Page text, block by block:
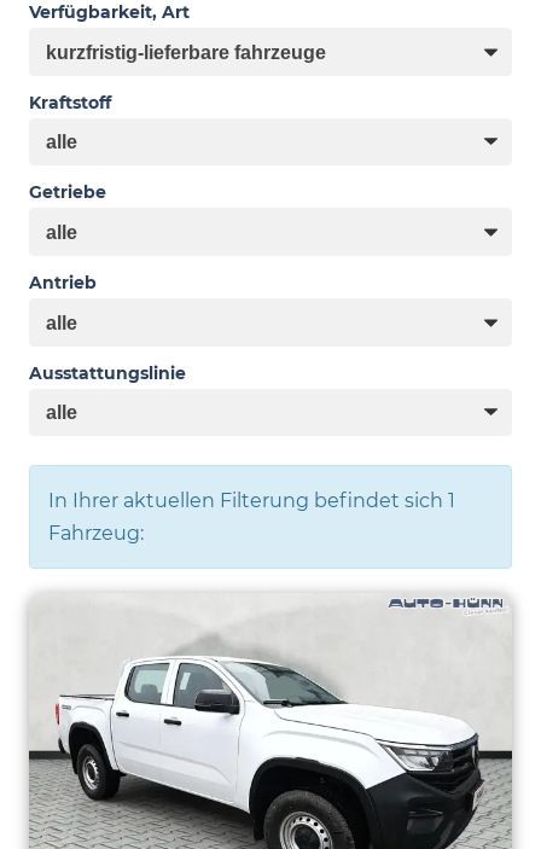
Verfügbarkeit, Art
Kraftstoff
Getriebe
Antrieb
Ausstattungslinie
In Ihrer aktuellen Filterung befindet sich 1
Fahrzeug: